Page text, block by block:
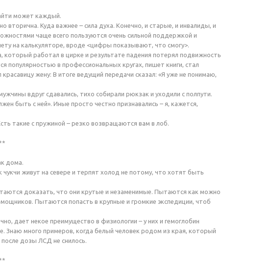
может каждый.
вторична. Куда важнее – сила духа. Конечно, и старые, и инвалиды, и
чаще всего пользуются очень сильной поддержкой и
на калькуляторе, вроде <цифры показывают, что смогу>.
работал в цирке и результате падения потерял подвижность
популярностью в профессиональных кругах, пишет книги, стал
жену: В итоге ведущий передачи сказал: «Я уже не понимаю,
вдруг сдавались, тихо собирали рюкзак и уходили с полпути.
быть с ней». Иные просто честно признавались – я, кажется,
такие с пружиной – резко возвращаются вам в лоб.
дома.
живут на севере и терпят холод не потому, что хотят быть
доказать, что они крутые и незаменимые. Пытаются как можно
Пытаются попасть в крупные и громкие экспедиции, чтоб
дает некое преимущество в физиологии – у них и гемоглобин
Знаю много примеров, когда белый человек родом из края, который
дозы ЛСД не снилось.